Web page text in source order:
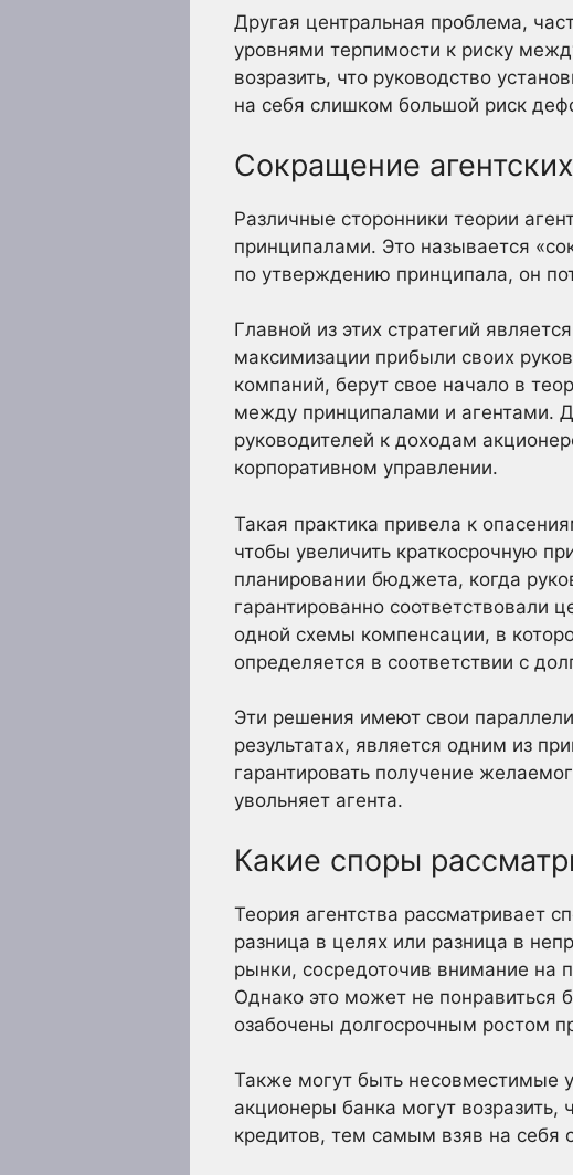
Другая центральная проблема,
уровнями терпимости к риску
возразить, что руководство
на себя слишком большой риск
Сокращение
Различные сторонники теории
принципалами. Это называется
по утверждению принципала, он
Главной из этих стратегий
максимизации прибыли своих
компаний, берут свое начало в
между принципалами и агентами.
руководителей к доходам
корпоративном управлении.
Такая практика привела к
чтобы увеличить краткосрочную
планировании бюджета, когда
гарантированно соответствовали
одной схемы компенсации, в
определяется в соответствии с
Эти решения имеют свои
результатах, является одним из
гарантировать получение
увольняет агента.
Какие споры
Теория агентства рассматривает
разница в целях или разница в
рынки, сосредоточив внимание на
Однако это может не понравиться
озабочены долгосрочным ростом
Также могут быть несовместимые
акционеры банка могут
кредитов, тем самым взяв на себя